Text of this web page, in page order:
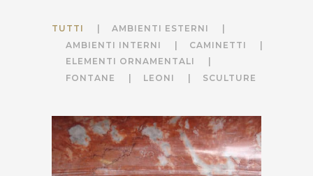
TUTTI
AMBIENTI ESTERNI
AMBIENTI INTERNI
CAMINETTI
ELEMENTI ORNAMENTALI
FONTANE
LEONI SCULTURE